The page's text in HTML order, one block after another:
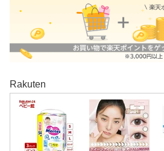
Rakuten